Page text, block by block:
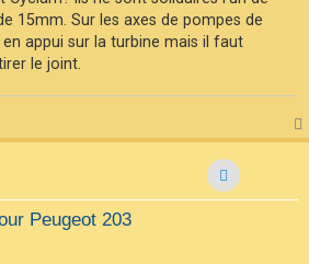
15mm. Sur les axes de pompes de
appui sur la turbine mais il faut
le joint.
Peugeot 203